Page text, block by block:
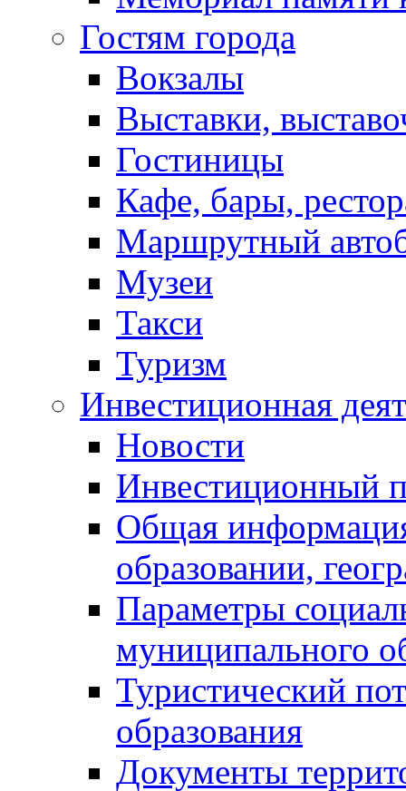
Гостям города
Вокзалы
Выставки,
Гостиницы
Кафе, бары,
Маршрутный
Музеи
Такси
Туризм
Инвестиционная
Новости
Инвестиционный
Общая
образовании,
Параметры
муниципального
Туристический
образования
Документы